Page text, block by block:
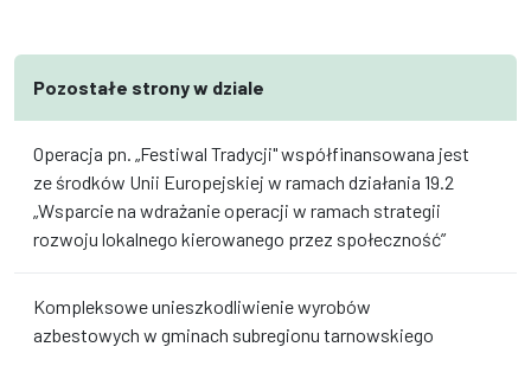
Pozostałe strony w dziale
Operacja pn. „Festiwal Tradycji" współfinansowana jest
ze środków Unii Europejskiej w ramach działania 19.2
„Wsparcie na wdrażanie operacji w ramach strategii
rozwoju lokalnego kierowanego przez społeczność”
Kompleksowe unieszkodliwienie wyrobów
azbestowych w gminach subregionu tarnowskiego